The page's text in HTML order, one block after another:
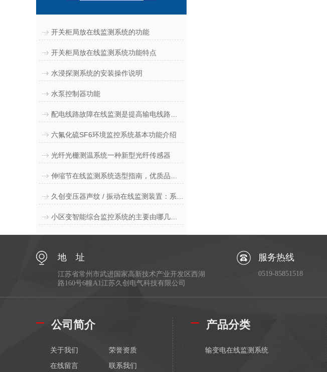
开关柜局放在线监测系统的功能
开关柜局放在线监测系统功能特点
水浸探测系统的安装操作说明
水泵控制器功能
六氟化硫SF6环境监控系统基本功能介绍
光纤光栅测温系统一种新型光纤传感器
地 址
江苏省常州市武进国家高新技术产业开发区西湖
路160号6幢A1江苏久创电气科技有限公司
服务热线
0519-85851518
公司简介
关于我们 荣誉资质
在线留言 联系我们
产品分类
输变电在线监测系统